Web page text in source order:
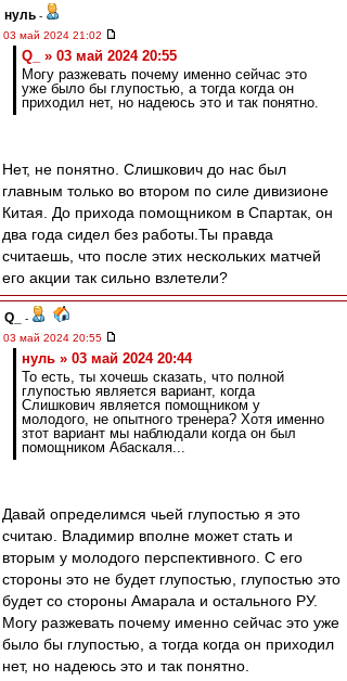
нуль -
03 май 2024 21:02
Q_ » 03 май 2024 20:55
Могу разжевать почему именно сейчас это
уже было бы глупостью, а тогда когда он
приходил нет, но надеюсь это и так понятно.
Нет, не понятно. Слишкович до нас был
главным только во втором по силе дивизионе
Китая. До прихода помощником в Спартак, он
два года сидел без работы.Ты правда
считаешь, что после этих нескольких матчей
его акции так сильно взлетели?
Q_
-
03 май 2024 20:55
нуль » 03 май 2024 20:44
То есть, ты хочешь сказать, что полной
глупостью является вариант, когда
Слишкович является помощником у
молодого, не опытного тренера? Хотя именно
зтот вариант мы наблюдали когда он был
помощником Абаскаля...
Давай определимся чьей глупостью я это
считаю. Владимир вполне может стать и
вторым у молодого перспективного. С его
стороны это не будет глупостью, глупостью это
будет со стороны Амарала и остального РУ.
Могу разжевать почему именно сейчас это уже
было бы глупостью, а тогда когда он приходил
нет, но надеюсь это и так понятно.